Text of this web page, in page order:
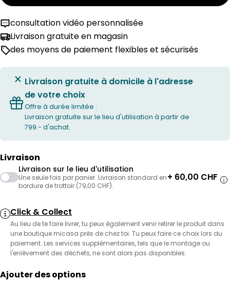
consultation vidéo personnalisée
Livraison gratuite en magasin
des moyens de paiement flexibles et sécurisés
Livraison gratuite à domicile à l'adresse
de votre choix
Offre à durée limitée :
Livraison gratuite sur le lieu d'utilisation à partir de
799.- d'achat.
Livraison
Livraison sur le lieu d'utilisation
Une seule fois par panier. Livraison standard en
bordure de trottoir (79,00 CHF).
+ 60,00 CHF
Click & Collect
Au lieu de te faire livrer, tu peux également venir retirer le produit dans
une boutique micasa près de chez toi. Tu peux faire ce choix lors du
paiement. Les services supplémentaires, tels que le montage ou
l'enlèvement des déchets, ne sont alors pas disponibles.
Ajouter des options